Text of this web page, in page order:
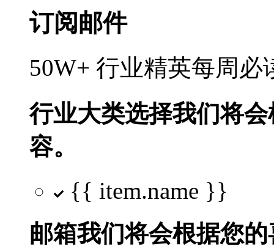
订阅邮件
50W+ 行业精英每周
行业大类选择我们将
容。
{{ item.name }}
邮箱我们将会根据您